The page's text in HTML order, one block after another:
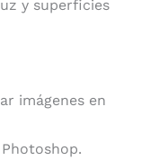
y superficies
imágenes en